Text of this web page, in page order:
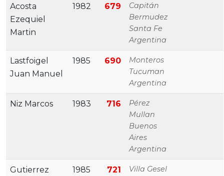
Acosta
Ezequiel
Martin
1982 679
Capitán
Bermudez
Santa Fe
Argentina
Lastfoigel
Juan Manuel
1985 690
Monteros
Tucuman
Argentina
Niz Marcos 1983 716
Pérez
Mullan
Buenos
Aires
Argentina
Gutierrez
1985 721
Villa Gesel